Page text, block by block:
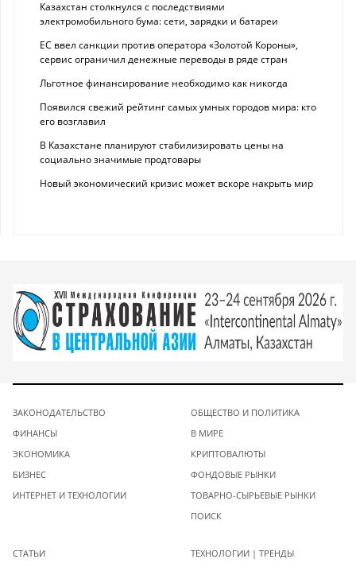
Казахстан столкнулся с последствиями
электромобильного бума: сети, зарядки и батареи
ЕС ввел санкции против оператора «Золотой Короны»,
сервис ограничил денежные переводы в ряде стран
Льготное финансирование необходимо как никогда
Появился свежий рейтинг самых умных городов мира: кто
его возглавил
В Казахстане планируют стабилизировать цены на
социально значимые продтовары
Новый экономический кризис может вскоре накрыть мир
ЗАКОНОДАТЕЛЬСТВО
ФИНАНСЫ
ЭКОНОМИКА
БИЗНЕС
ИНТЕРНЕТ И ТЕХНОЛОГИИ
ОБЩЕСТВО И ПОЛИТИКА
В МИРЕ
КРИПТОВАЛЮТЫ
ФОНДОВЫЕ РЫНКИ
ТОВАРНО-СЫРЬЕВЫЕ РЫНКИ
ПОИСК
СТАТЬИ
ТЕХНОЛОГИИ | ТРЕНДЫ